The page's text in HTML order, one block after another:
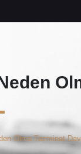
Olma Tazminat